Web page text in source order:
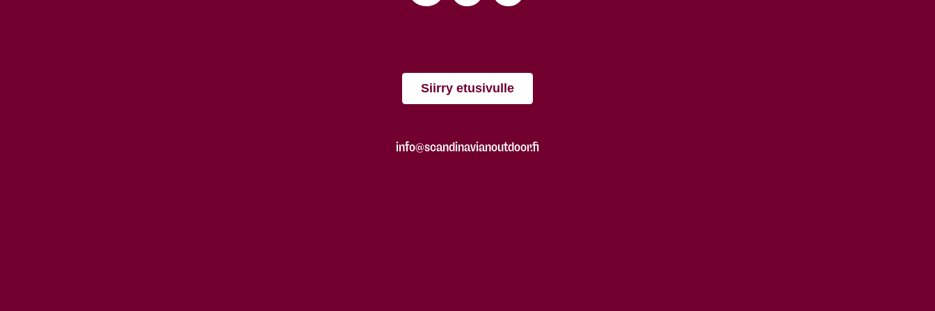
Siirry etusivulle
info@scandinavianoutdoor.fi